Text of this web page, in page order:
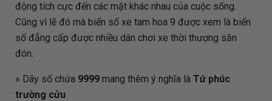
động tích cực đến các mặt khác nhau của cuộc sống.
Cũng vì lẽ đó mà biển số xe tam hoa 9 được xem là biển
số đẳng cấp được nhiều dân chơi xe thời thượng săn
đón.
» Dãy số chứa 9999mang thêm ý nghĩa là Tứ phúc
trường cửu